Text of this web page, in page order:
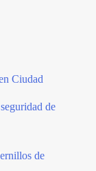
Ciudad
de
de